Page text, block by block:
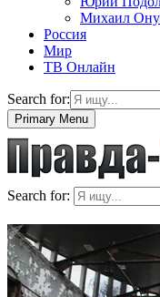
Михаил
Россия
Мир
ТВ Онлайн
Search for:
Primary Menu
Search for: